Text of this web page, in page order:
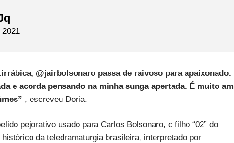
2021
@jairbolsonaro passa de raivoso para apaixonado.
e acorda pensando na minha sunga apertada. É muito
, escreveu Doria.
pejorativo usado para Carlos Bolsonaro, o filho “02” do
da teledramaturgia brasileira, interpretado por